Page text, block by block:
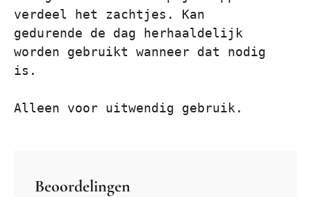
verdeel het zachtjes. Kan
gedurende de dag herhaaldelijk
worden gebruikt wanneer dat nodig
is.
Alleen voor uitwendig gebruik.
Beoordelingen